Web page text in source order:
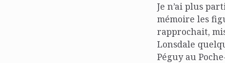
Je n’ai plus
mémoire les
rapprochait,
Lonsdale
Péguy au